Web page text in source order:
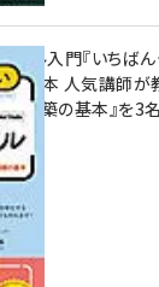
ール入門『いちば
の教本 人気講師が
ド構築の基本』を3